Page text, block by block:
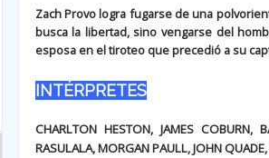
Zach Provo logra fugarse de una
busca la libertad, sino vengarse del
esposa en el tiroteo que precedió a su
INTÉRPRETES
CHARLTON HESTON, JAMES COBURN,
RASULALA, MORGAN PAULL, JOHN